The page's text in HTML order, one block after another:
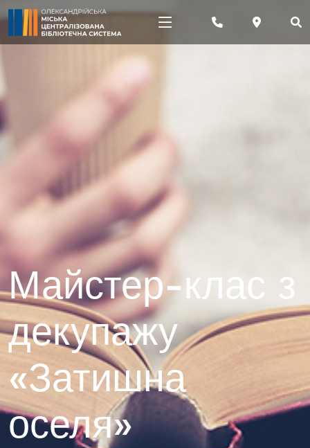
Майстер-клас з
декупажу
«Затишна
оселя»